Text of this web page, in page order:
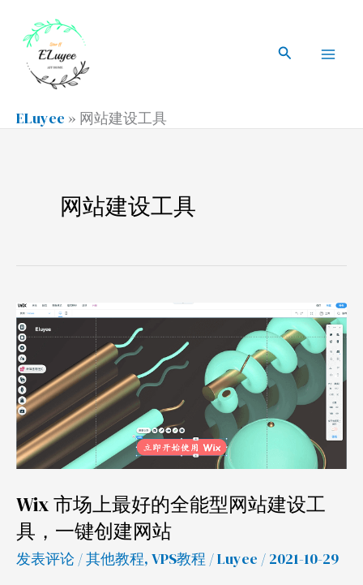
搜
ELuyee » 网站建设工具
网站建设工具
Wix 市场上最好的全能型网站建设工
具，一键创建网站
发表评论 /其他教程, VPS教程 /Luyee / 2021-10-29
Wix
市
场
上
最
好
的
能
型
网
站
索